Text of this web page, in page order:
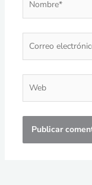
electrónico*